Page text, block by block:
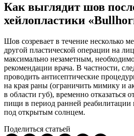
Как выглядит шов
хейлопластики
Шов созревает в течение несколько
другой пластической операции на
максимально незаметным,
рекомендации врача. В частности,
проводить антисептические
на края раны (ограничить мимику и
в области губ), временно отказаться
пищи в период ранней реабилитации
под открытым солнцем.
Поделиться статьей